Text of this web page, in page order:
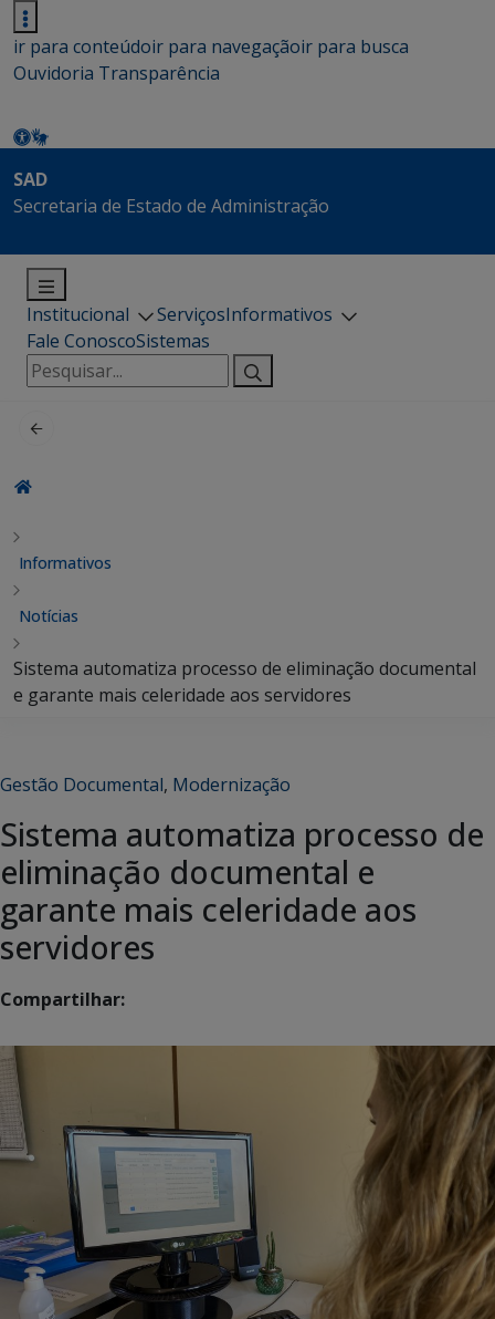
ir para conteúdoir para navegaçãoir para busca
Ouvidoria Transparência
SAD
Secretaria de Estado de Administração
Institucional ServiçosInformativos
Fale ConoscoSistemas
Pesquisar
por:
Informativos
Notícias
Sistema automatiza processo de eliminação documental
e garante mais celeridade aos servidores
Gestão Documental, Modernização
Sistema automatiza processo de
eliminação documental e
garante mais celeridade aos
servidores
Compartilhar: